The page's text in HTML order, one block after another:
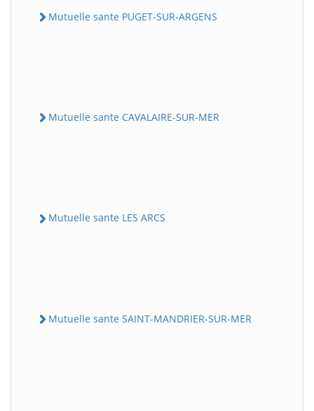
Mutuelle sante PUGET-SUR-ARGENS
Mutuelle sante CAVALAIRE-SUR-MER
Mutuelle sante LES ARCS
Mutuelle sante SAINT-MANDRIER-SUR-MER